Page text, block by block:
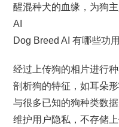
醒混种犬的血缘，为狗
AI
Dog Breed AI 有哪些功
经过上传狗的相片进行
剖析狗的特征，如耳朵
与很多已知的狗种类数
维护用户隐私，不存储